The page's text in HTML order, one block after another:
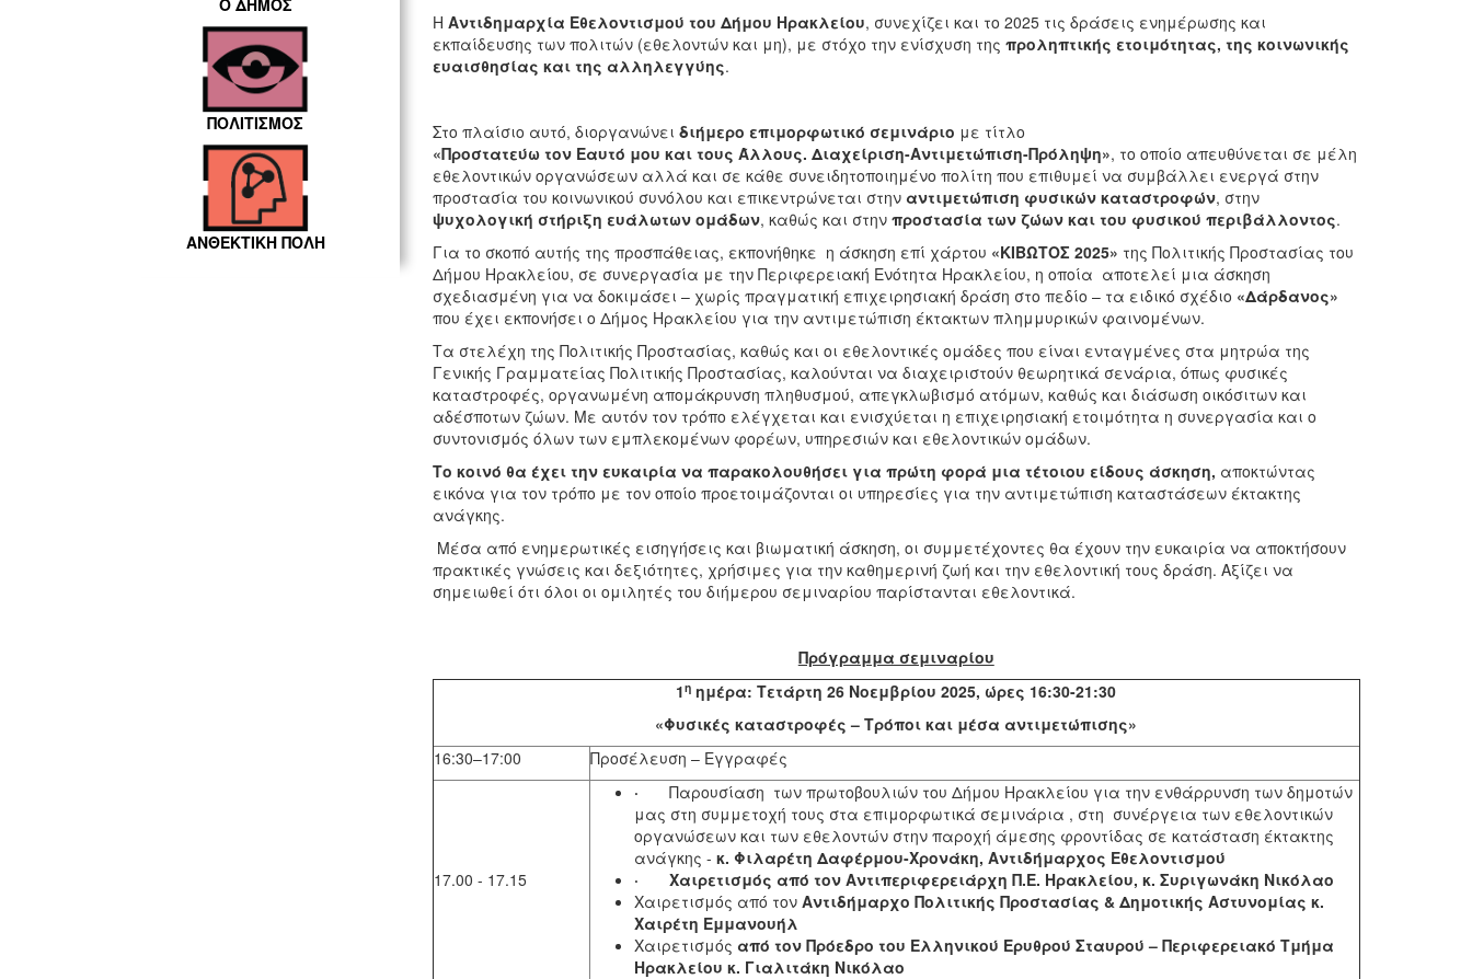
Ο ΔΗΜΟΣ
ΠΟΛΙΤΙΣΜΟΣ
ΑΝΘΕΚΤΙΚΗ ΠΟΛΗ
Η Αντιδημαρχία Εθελοντισμού του Δήμου Ηρακλείου, συνεχίζει και το 2025 τις δράσεις ενημέρωσης και
εκπαίδευσης των πολιτών (εθελοντών και μη), με στόχο την ενίσχυση της προληπτικής ετοιμότητας, της κοινωνικής
ευαισθησίας και της αλληλεγγύης.
Στο πλαίσιο αυτό, διοργανώνει διήμερο επιμορφωτικό σεμινάριο με τίτλο
«Προστατεύω τον Εαυτό μου και τους Άλλους. Διαχείριση-Αντιμετώπιση-Πρόληψη», το οποίο απευθύνεται σε μέλη
εθελοντικών οργανώσεων αλλά και σε κάθε συνειδητοποιημένο πολίτη που επιθυμεί να συμβάλλει ενεργά στην
προστασία του κοινωνικού συνόλου και επικεντρώνεται στην αντιμετώπιση φυσικών καταστροφών, στην
ψυχολογική στήριξη ευάλωτων ομάδων, καθώς και στην προστασία των ζώων και του φυσικού περιβάλλοντος.
Για το σκοπό αυτής της προσπάθειας, εκπονήθηκε η άσκηση επί χάρτου «ΚΙΒΩΤΟΣ 2025» της Πολιτικής Προστασίας του
Δήμου Ηρακλείου, σε συνεργασία με την Περιφερειακή Ενότητα Ηρακλείου, η οποία αποτελεί μια άσκηση
σχεδιασμένη για να δοκιμάσει – χωρίς πραγματική επιχειρησιακή δράση στο πεδίο – τα ειδικό σχέδιο «Δάρδανος»
που έχει εκπονήσει ο Δήμος Ηρακλείου για την αντιμετώπιση έκτακτων πλημμυρικών φαινομένων.
Τα στελέχη της Πολιτικής Προστασίας, καθώς και οι εθελοντικές ομάδες που είναι ενταγμένες στα μητρώα της
Γενικής Γραμματείας Πολιτικής Προστασίας, καλούνται να διαχειριστούν θεωρητικά σενάρια, όπως φυσικές
καταστροφές, οργανωμένη απομάκρυνση πληθυσμού, απεγκλωβισμό ατόμων, καθώς και διάσωση οικόσιτων και
αδέσποτων ζώων. Με αυτόν τον τρόπο ελέγχεται και ενισχύεται η επιχειρησιακή ετοιμότητα η συνεργασία και ο
συντονισμός όλων των εμπλεκομένων φορέων, υπηρεσιών και εθελοντικών ομάδων.
Το κοινό θα έχει την ευκαιρία να παρακολουθήσει για πρώτη φορά μια τέτοιου είδους άσκηση, αποκτώντας
εικόνα για τον τρόπο με τον οποίο προετοιμάζονται οι υπηρεσίες για την αντιμετώπιση καταστάσεων έκτακτης
ανάγκης.
Μέσα από ενημερωτικές εισηγήσεις και βιωματική άσκηση, οι συμμετέχοντες θα έχουν την ευκαιρία να αποκτήσουν
πρακτικές γνώσεις και δεξιότητες, χρήσιμες για την καθημερινή ζωή και την εθελοντική τους δράση. Αξίζει να
σημειωθεί ότι όλοι οι ομιλητές του διήμερου σεμιναρίου παρίστανται εθελοντικά.
Πρόγραμμα σεμιναρίου
1η ημέρα: Τετάρτη 26 Νοεμβρίου 2025, ώρες 16:30-21:30
«Φυσικές καταστροφές – Τρόποι και μέσα αντιμετώπισης»
16:30–17:00
Προσέλευση – Εγγραφές
17.00 - 17.15
· Παρουσίαση των πρωτοβουλιών του Δήμου Ηρακλείου για την ενθάρρυνση των δημοτών
μας στη συμμετοχή τους στα επιμορφωτικά σεμινάρια , στη συνέργεια των εθελοντικών
οργανώσεων και των εθελοντών στην παροχή άμεσης φροντίδας σε κατάσταση έκτακτης
ανάγκης - κ. Φιλαρέτη Δαφέρμου-Χρονάκη, Αντιδήμαρχος Εθελοντισμού
· Χαιρετισμός από τον Αντιπεριφερειάρχη Π.Ε. Ηρακλείου, κ. Συριγωνάκη Νικόλαο
Χαιρετισμός από τον Αντιδήμαρχο Πολιτικής Προστασίας & Δημοτικής Αστυνομίας κ.
Χαιρέτη Εμμανουήλ
Χαιρετισμός από τον Πρόεδρο του Ελληνικού Ερυθρού Σταυρού – Περιφερειακό Τμήμα
Ηρακλείου κ. Γιαλιτάκη Νικόλαο